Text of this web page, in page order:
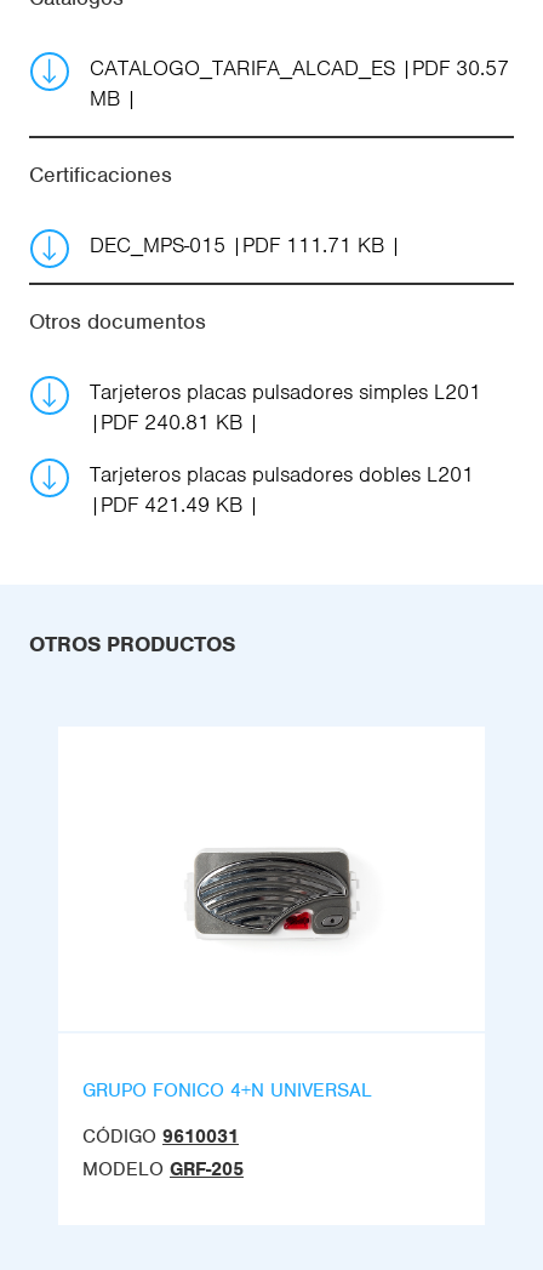
CATALOGO_TARIFA_ALCAD_ES
PDF 30.57
MB
Certificaciones
DEC_MPS-015 PDF 111.71 KB
Otros documentos
Tarjeteros placas pulsadores simples L201
PDF 240.81 KB
Tarjeteros placas pulsadores dobles L201
PDF 421.49 KB
OTROS PRODUCTOS
GRUPO FONICO 4+N UNIVERSAL
CÓDIGO 9610031
MODELO GRF-205